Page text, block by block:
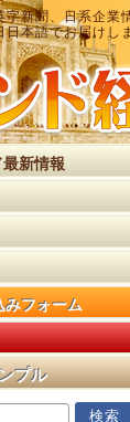
字新聞、日系企業
日本語でお届けし
新情報
みフォーム
プル